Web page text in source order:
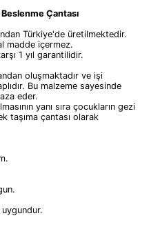
Beslenme Çantası
Türkiye'de üretilmektedir.
madde içermez.
1 yıl garantilidir.
oluşmaktadır ve işi
Bu malzeme sayesinde
eder.
yanı sıra çocukların gezi
taşıma çantası olarak
uygundur.